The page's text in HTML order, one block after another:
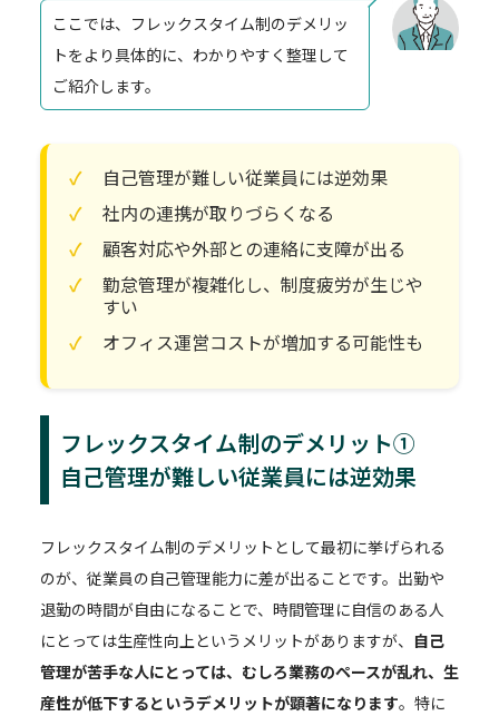
ここでは、フレックスタイム制のデメリッ
トをより具体的に、わかりやすく整理して
ご紹介します。
自己管理が難しい従業員には逆効果
社内の連携が取りづらくなる
顧客対応や外部との連絡に支障が出る
勤怠管理が複雑化し、制度疲労が生じや
すい
オフィス運営コストが増加する可能性も
フレックスタイム制のデメリット①
自己管理が難しい従業員には逆効果
フレックスタイム制のデメリットとして最初に挙げられる
のが、従業員の自己管理能力に差が出ることです。出勤や
退勤の時間が自由になることで、時間管理に自信のある人
にとっては生産性向上というメリットがありますが、 自己
管理が苦手な人にとっては、むしろ業務のペースが乱れ、生
産性が低下するというデメリットが顕著になります。特に